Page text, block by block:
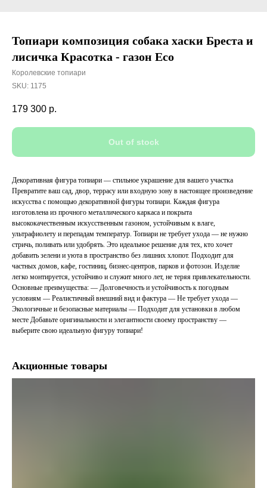
Топиари композиция собака хаски Бреста и
лисичка Красотка - газон Eco
Королевские топиари
SKU: 1175
179 300 р.
Out of stock
Декоративная фигура топиари — стильное украшение для вашего участка
Превратите ваш сад, двор, террасу или входную зону в настоящее произведение
искусства с помощью декоративной фигуры топиари. Каждая фигура
изготовлена из прочного металлического каркаса и покрыта
высококачественным искусственным газоном, устойчивым к влаге,
ультрафиолету и перепадам температур. Топиари не требует ухода — не нужно
стричь, поливать или удобрять. Это идеальное решение для тех, кто хочет
добавить зелени и уюта в пространство без лишних хлопот. Подходит для
частных домов, кафе, гостиниц, бизнес-центров, парков и фотозон. Изделие
легко монтируется, устойчиво и служит много лет, не теряя привлекательности.
Основные преимущества: — Долговечность и устойчивость к погодным
условиям — Реалистичный внешний вид и фактура — Не требует ухода —
Экологичные и безопасные материалы — Подходит для установки в любом
месте Добавьте оригинальности и элегантности своему пространству —
выберите свою идеальную фигуру топиари!
Акционные товары